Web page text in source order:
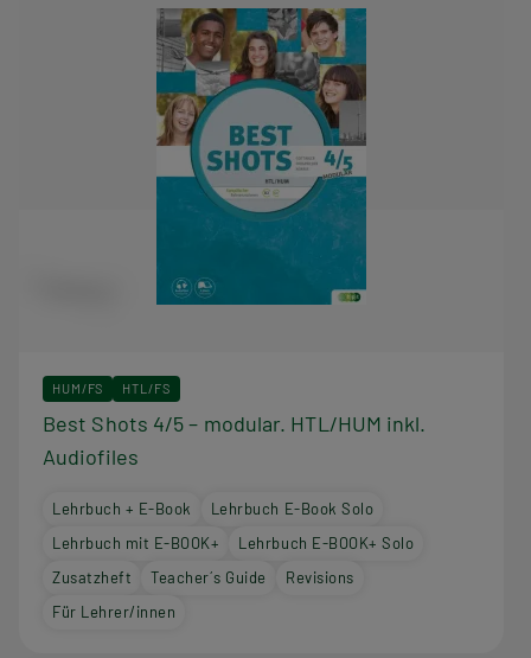
HUM/FS HTL/FS
Best Shots 4/5 – modular. HTL/HUM inkl.
Audiofiles
Lehrbuch + E-Book
Lehrbuch E-Book Solo
Lehrbuch mit E-BOOK+
Lehrbuch E-BOOK+ Solo
Zusatzheft
Teacher´s Guide
Revisions
Für Lehrer/innen